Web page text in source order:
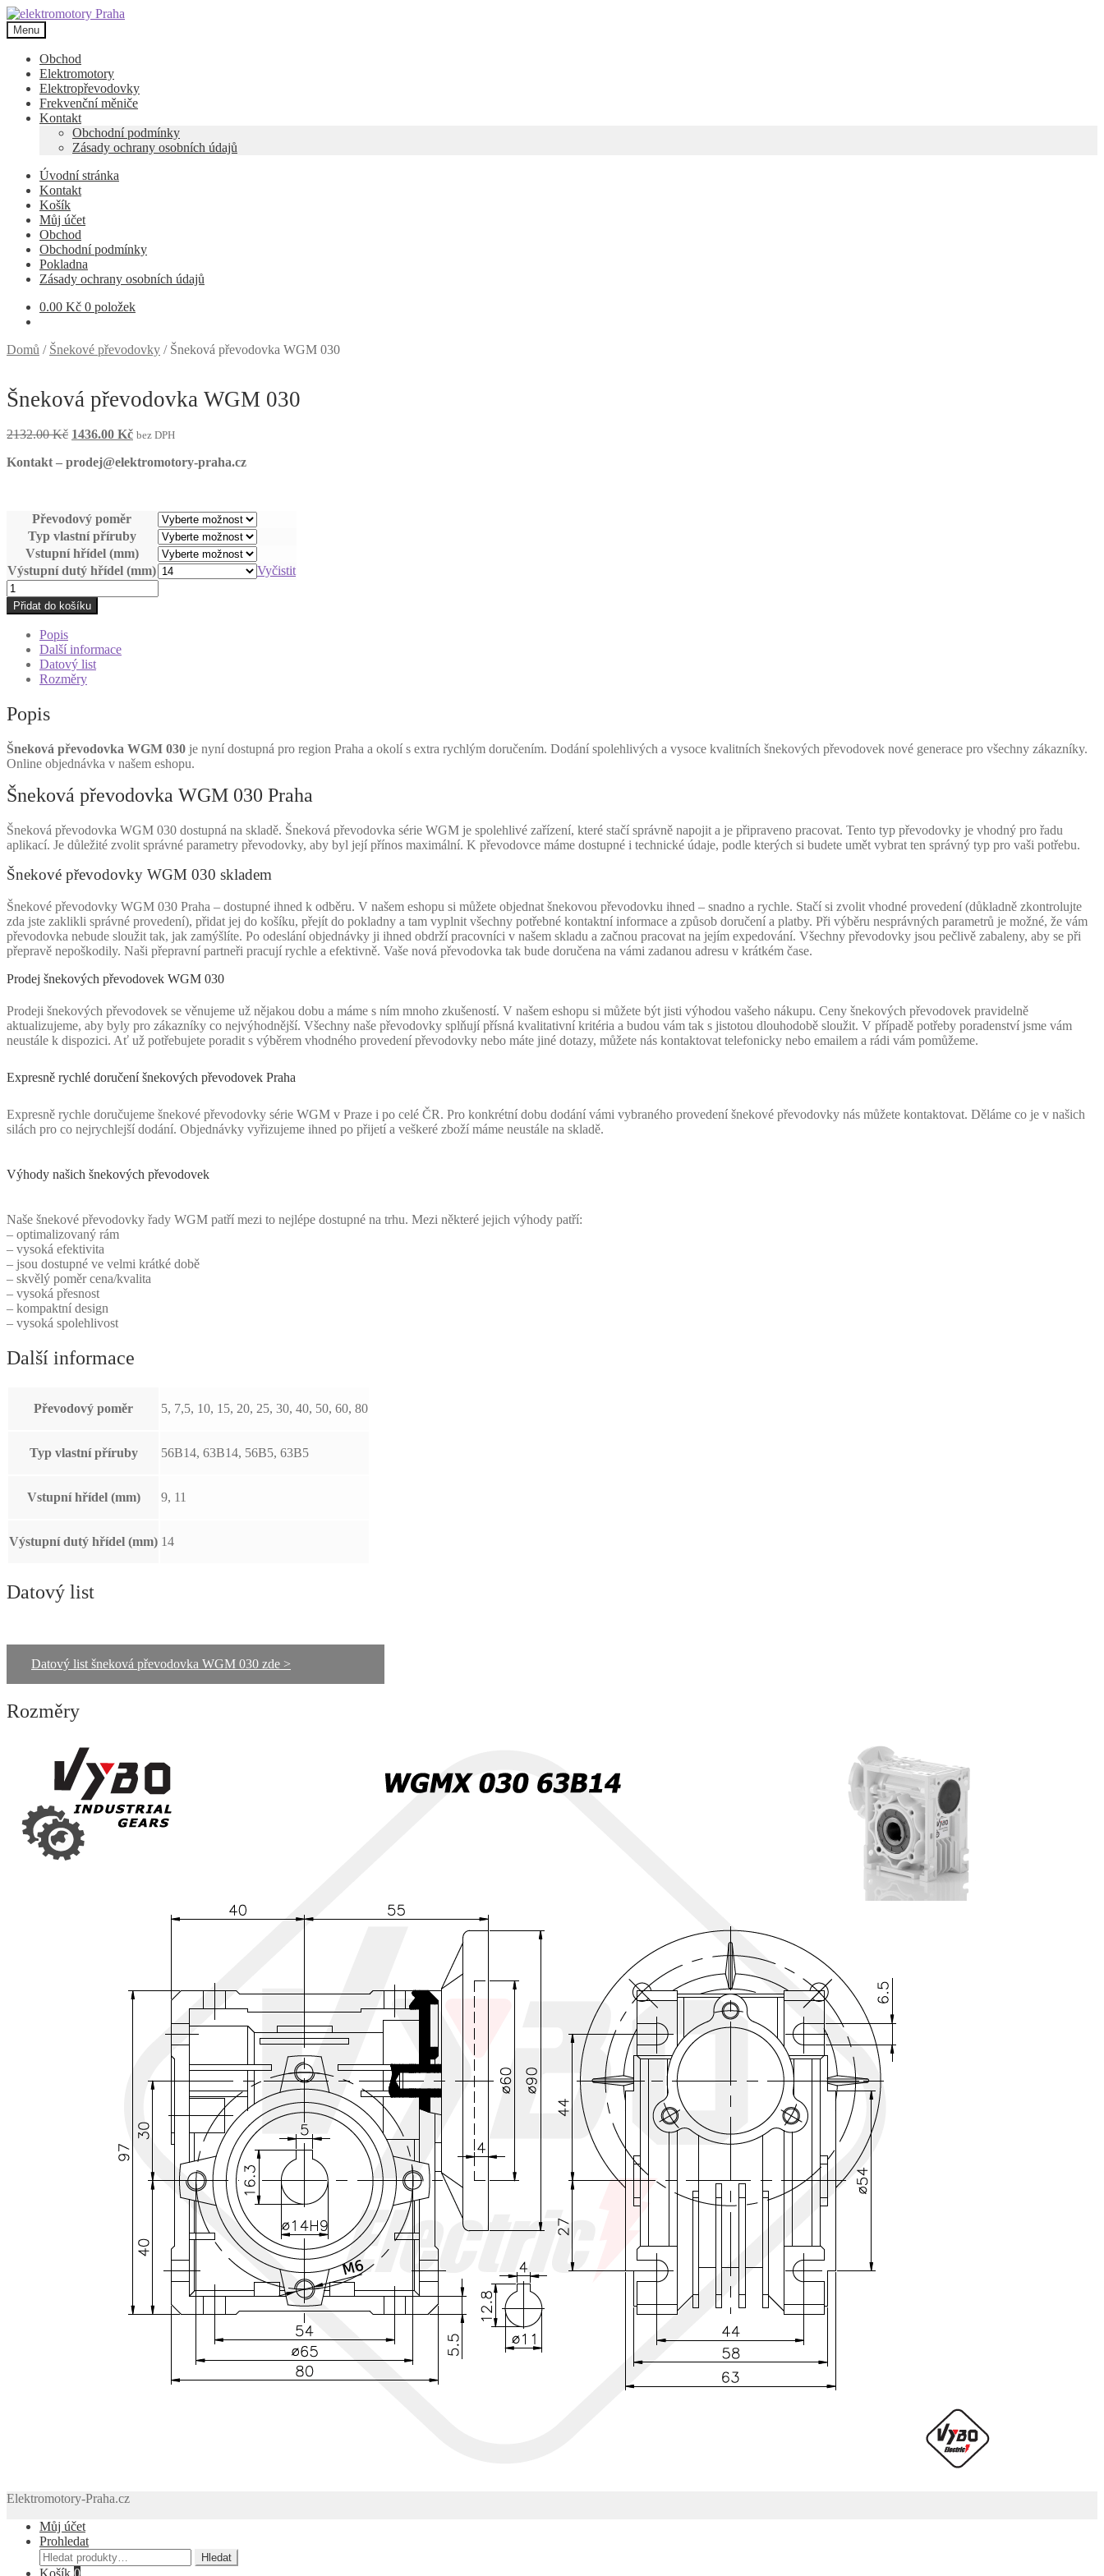
Přeskočit
na
navigaci
Přejít
k
obsahu
webu
Menu
Obchod
Elektromotory
Elektropřevodovky
Frekvenční měniče
Kontakt
Obchodní podmínky
Zásady ochrany osobních údajů
Úvodní stránka
Kontakt
Košík
Můj účet
Obchod
Obchodní podmínky
Pokladna
Zásady ochrany osobních údajů
0.00 Kč 0 položek
Domů / Šnekové převodovky / Šneková převodovka WGM 030
Šneková převodovka WGM 030
2132.00Kč Původní
byla:
1436.00 KčAktuální
je:
bez DPH
Kontakt – prodej@elektromotory-praha.cz
Převodový poměr
Typ vlastní příruby
Vstupní hřídel (mm)
Výstupní dutý hřídel (mm)
Vyčistit
Šneková
převodovka
WGM
množství
Přidat do košíku
Popis
Další informace
Datový list
Rozměry
Popis
Šneková převodovka WGM 030 je nyní dostupná pro region Praha a okolí s extra rychlým doručením. Dodání spolehlivých a vysoce kvalitních šnekových převodovek nové generace pro všechny zákazníky.
Online objednávka v našem eshopu.
Šneková převodovka WGM 030 Praha
Šneková převodovka WGM 030 dostupná na skladě. Šneková převodovka série WGM je spolehlivé zařízení, které stačí správně napojit a je připraveno pracovat. Tento typ převodovky je vhodný pro řadu
aplikací. Je důležité zvolit správné parametry převodovky, aby byl její přínos maximální. K převodovce máme dostupné i technické údaje, podle kterých si budete umět vybrat ten správný typ pro vaši potřebu.
Šnekové převodovky WGM 030 skladem
Šnekové převodovky WGM 030 Praha – dostupné ihned k odběru. V našem eshopu si můžete objednat šnekovou převodovku ihned – snadno a rychle. Stačí si zvolit vhodné provedení (důkladně zkontrolujte
zda jste zaklikli správné provedení), přidat jej do košíku, přejít do pokladny a tam vyplnit všechny potřebné kontaktní informace a způsob doručení a platby. Při výběru nesprávných parametrů je možné, že vám
převodovka nebude sloužit tak, jak zamýšlíte. Po odeslání objednávky ji ihned obdrží pracovníci v našem skladu a začnou pracovat na jejím expedování. Všechny převodovky jsou pečlivě zabaleny, aby se při
přepravě nepoškodily. Naši přepravní partneři pracují rychle a efektivně. Vaše nová převodovka tak bude doručena na vámi zadanou adresu v krátkém čase.
Prodej šnekových převodovek WGM 030
Prodeji šnekových převodovek se věnujeme už nějakou dobu a máme s ním mnoho zkušeností. V našem eshopu si můžete být jisti výhodou vašeho nákupu. Ceny šnekových převodovek pravidelně
aktualizujeme, aby byly pro zákazníky co nejvýhodnější. Všechny naše převodovky splňují přísná kvalitativní kritéria a budou vám tak s jistotou dlouhodobě sloužit. V případě potřeby poradenství jsme vám
neustále k dispozici. Ať už potřebujete poradit s výběrem vhodného provedení převodovky nebo máte jiné dotazy, můžete nás kontaktovat telefonicky nebo emailem a rádi vám pomůžeme.
Expresně rychlé doručení šnekových převodovek Praha
Expresně rychle doručujeme šnekové převodovky série WGM v Praze i po celé ČR. Pro konkrétní dobu dodání vámi vybraného provedení šnekové převodovky nás můžete kontaktovat. Děláme co je v našich
silách pro co nejrychlejší dodání. Objednávky vyřizujeme ihned po přijetí a veškeré zboží máme neustále na skladě.
Výhody našich šnekových převodovek
Naše šnekové převodovky řady WGM patří mezi to nejlépe dostupné na trhu. Mezi některé jejich výhody patří:
– optimalizovaný rám
– vysoká efektivita
– jsou dostupné ve velmi krátké době
– skvělý poměr cena/kvalita
– vysoká přesnost
– kompaktní design
– vysoká spolehlivost
Další informace
Převodový poměr 5, 7,5, 10, 15, 20, 25, 30, 40, 50, 60, 80
Typ vlastní příruby 56B14, 63B14, 56B5, 63B5
Vstupní hřídel (mm) 9, 11
Výstupní dutý hřídel (mm) 14
Datový list
Datový list šneková převodovka WGM 030 zde >
Rozměry
Elektromotory-Praha.cz
Můj účet
Prohledat
Hledat:
Hledat
Košík 0